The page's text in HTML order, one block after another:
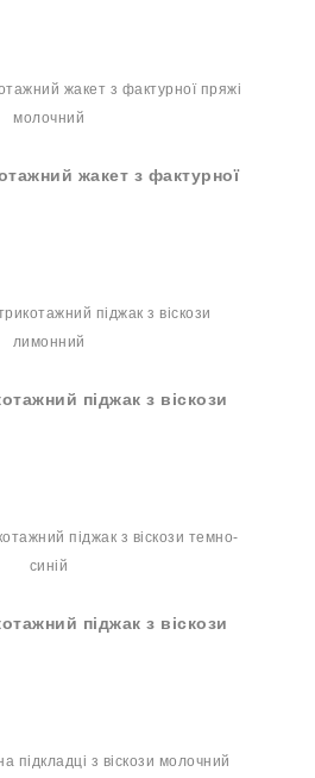
жакет з фактурної
піджак з віскози
піджак з віскози